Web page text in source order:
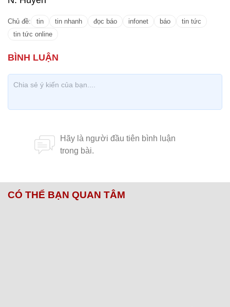
Chủ đề: tin tin nhanh đọc báo infonet báo
tin tức
tin tức online
CÓ THỂ BẠN QUAN TÂM